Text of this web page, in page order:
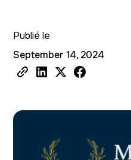
Publié le
September 14, 2024